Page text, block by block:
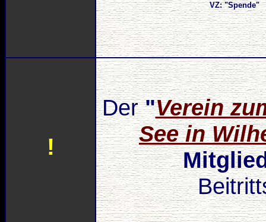
VZ: "Spende"
!
Der"Verein
See in